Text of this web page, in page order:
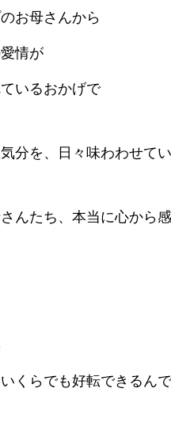
お母さんから
情が
いるおかげで
分を、日々味わわせて
んたち、本当に心から感
くらでも好転できるんで